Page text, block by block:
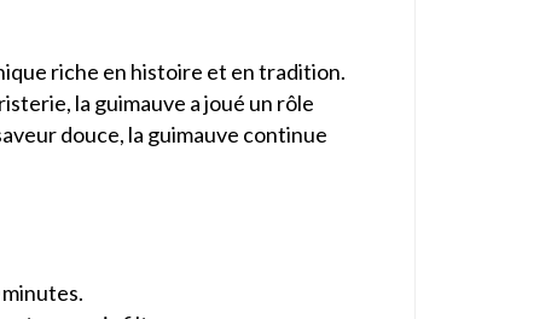
riche en histoire et en tradition.
la guimauve a joué un rôle
douce, la guimauve continue